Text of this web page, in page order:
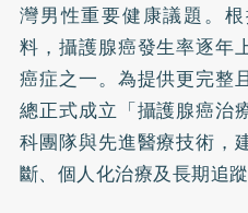
灣男性重要健康議題。
料，攝護腺癌發生率逐年
癌症之一。為提供更完整
總正式成立「攝護腺癌治
科團隊與先進醫療技術，
斷、個人化治療及長期追